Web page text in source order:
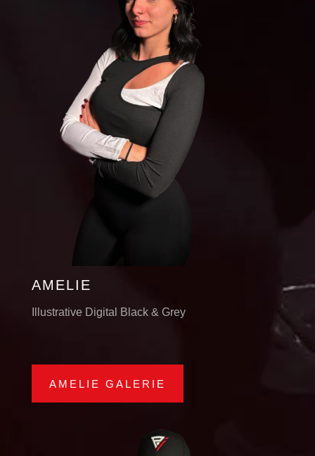
AMELIE
Illustrative Digital Black & Grey
AMELIE GALERIE